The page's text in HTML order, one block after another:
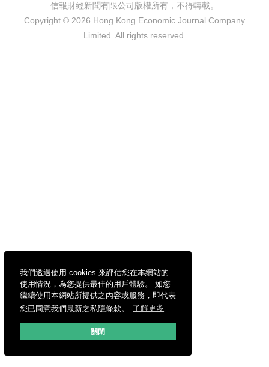
我們透過使用 cookies 來評估您在本網站的
使用情況，為您提供最佳的用戶體驗。 如您
繼續使用本網站所提供之內容或服務，即代表
您已同意我們最新之私隱條款。
了解更多
關閉
信報財經新聞有限公司版權所有，不得轉載。
Copyright © 2026 Hong Kong Economic Journal Company
Limited. All rights reserved.